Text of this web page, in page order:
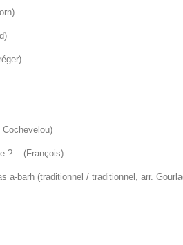
?... (François)
a-barh (traditionnel / traditionnel, arr.